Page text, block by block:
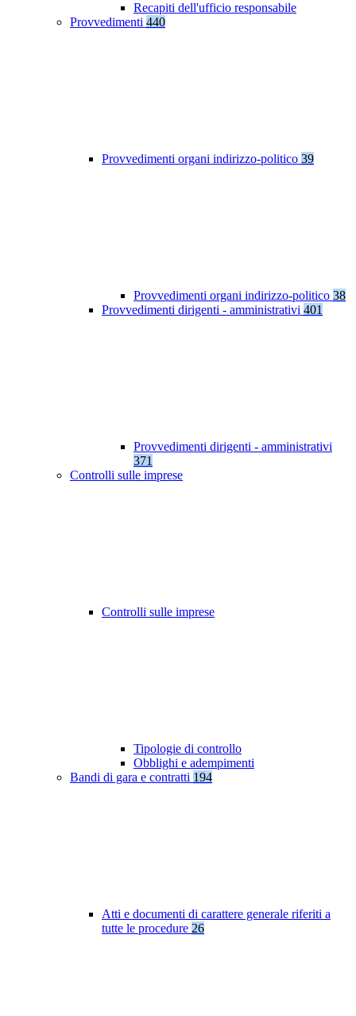
Recapiti dell'ufficio responsabile
Provvedimenti 440
Provvedimenti organi indirizzo-politico 39
Provvedimenti organi indirizzo-politico 38
Provvedimenti dirigenti - amministrativi 401
Provvedimenti dirigenti - amministrativi
371
Controlli sulle imprese
Controlli sulle imprese
Tipologie di controllo
Obblighi e adempimenti
Bandi di gara e contratti 194
Atti e documenti di carattere generale riferiti a
tutte le procedure 26